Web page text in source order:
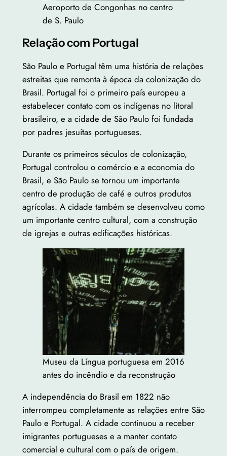
Aeroporto de Congonhas no centro
de S. Paulo
Relação com Portugal
São Paulo e Portugal têm uma história de relações
estreitas que remonta à época da colonização do
Brasil. Portugal foi o primeiro país europeu a
estabelecer contato com os indígenas no litoral
brasileiro, e a cidade de São Paulo foi fundada
por padres jesuítas portugueses.
Durante os primeiros séculos de colonização,
Portugal controlou o comércio e a economia do
Brasil, e São Paulo se tornou um importante
centro de produção de café e outros produtos
agrícolas. A cidade também se desenvolveu como
um importante centro cultural, com a construção
de igrejas e outras edificações históricas.
Museu da Língua portuguesa em 2016
antes do incêndio e da reconstrução
A independência do Brasil em 1822 não
interrompeu completamente as relações entre São
Paulo e Portugal. A cidade continuou a receber
imigrantes portugueses e a manter contato
comercial e cultural com o país de origem.